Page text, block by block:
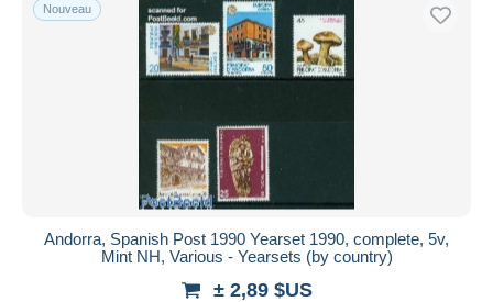
Nouveau
Andorra, Spanish Post 1990 Yearset 1990, complete, 5v,
Mint NH, Various - Yearsets (by country)
± 2,89 $US